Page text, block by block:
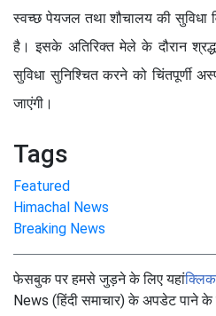
स्वच्छ पेयजल तथा शौचालय की सुविधा
है। इसके अतिरिक्त मेले के दौरान
सुविधा सुनिश्चित करने को चिंतपूर्णी
जाएंगी।
Tags
Featured
Himachal News
Breaking News
फेसबुक पर हमसे जुड़ने के लिए यहांक्लिक
News (हिंदी समाचार) के अपडेट पाने के